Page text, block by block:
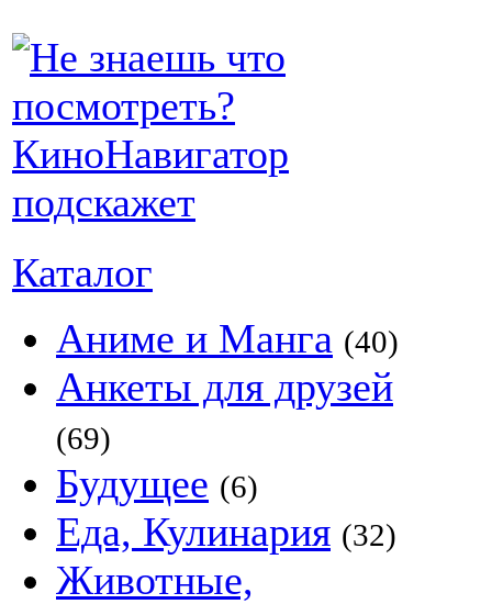
Каталог
Аниме и Манга (40)
Анкеты для друзей
(69)
Будущее (6)
Еда, Кулинария (32)
Животные,